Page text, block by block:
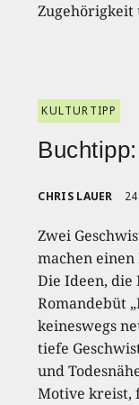
Zugehörigkeit
KULTURTIPP
CHRIS LAUER
Zwei
machen
Die Ideen,
Romandebüt
keineswegs
tiefe
und
Motive kreist,